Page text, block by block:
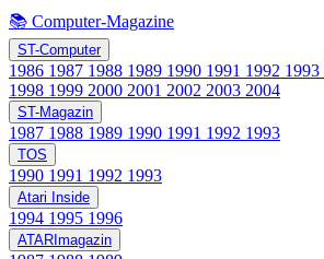
📚 Computer-Magazine
ST-Computer
1986 1987 1988 1989 1990 1991 1992 1993
1998 1999 2000 2001 2002 2003 2004
ST-Magazin
1987 1988 1989 1990 1991 1992 1993
TOS
1990 1991 1992 1993
Atari Inside
1994 1995 1996
ATARImagazin